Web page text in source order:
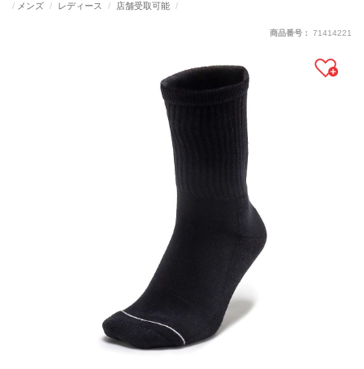
メンズ レディース 店舗受取可能
商品番号： 71414221